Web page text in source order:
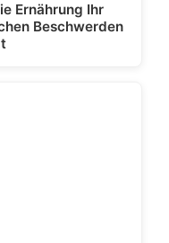
Ernährung Ihr
Beschwerden